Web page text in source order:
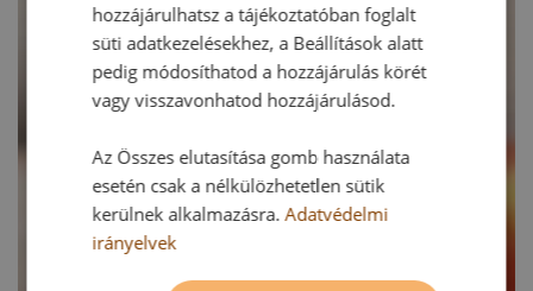
hozzájárulhatsz a tájékoztatóban foglalt
süti adatkezelésekhez, a Beállítások alatt
pedig módosíthatod a hozzájárulás körét
vagy visszavonhatod hozzájárulásod.
Az Összes elutasítása gomb használata
esetén csak a nélkülözhetetlen sütik
kerülnek alkalmazásra.Adatvédelmi
irányelvek